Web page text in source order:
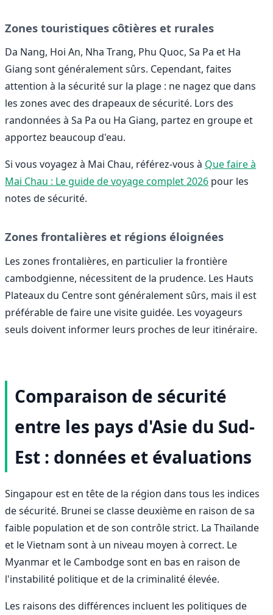
Zones touristiques côtières et rurales
Da Nang, Hoi An, Nha Trang, Phu Quoc, Sa Pa et Ha
Giang sont généralement sûrs. Cependant, faites
attention à la sécurité sur la plage : ne nagez que dans
les zones avec des drapeaux de sécurité. Lors des
randonnées à Sa Pa ou Ha Giang, partez en groupe et
apportez beaucoup d'eau.
Si vous voyagez à Mai Chau, référez-vous à Que faire à
Mai Chau : Le guide de voyage complet 2026 pour les
notes de sécurité.
Zones frontalières et régions éloignées
Les zones frontalières, en particulier la frontière
cambodgienne, nécessitent de la prudence. Les Hauts
Plateaux du Centre sont généralement sûrs, mais il est
préférable de faire une visite guidée. Les voyageurs
seuls doivent informer leurs proches de leur itinéraire.
Comparaison de sécurité
entre les pays d'Asie du Sud-
Est : données et évaluations
Singapour est en tête de la région dans tous les indices
de sécurité. Brunei se classe deuxième en raison de sa
faible population et de son contrôle strict. La Thaïlande
et le Vietnam sont à un niveau moyen à correct. Le
Myanmar et le Cambodge sont en bas en raison de
l'instabilité politique et de la criminalité élevée.
Les raisons des différences incluent les politiques de